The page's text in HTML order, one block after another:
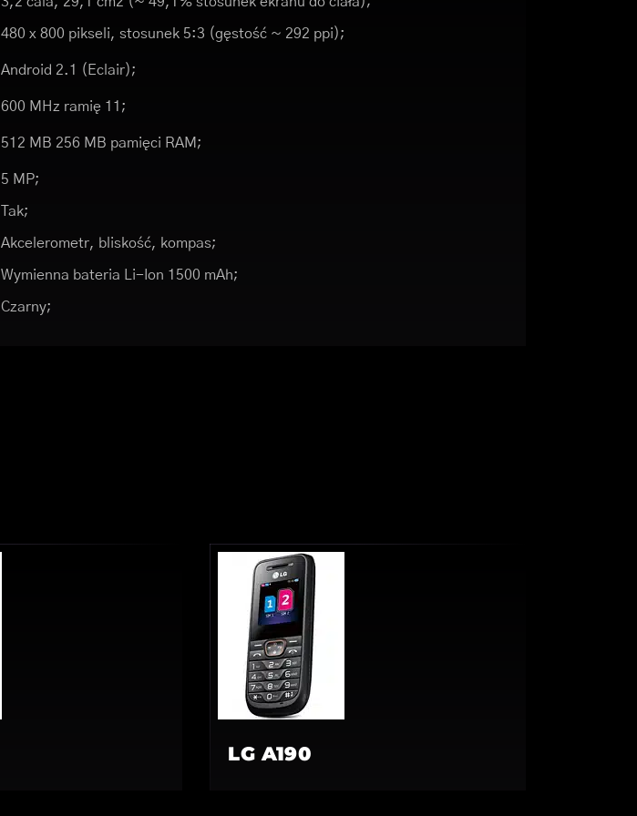
480 x 800 pikseli, stosunek 5:3 (gęstość ~ 292 ppi);
Android 2.1 (Eclair);
600 MHz ramię 11;
512 MB 256 MB pamięci RAM;
5 MP;
Tak;
Akcelerometr, bliskość, kompas;
Wymienna bateria Li-Ion 1500 mAh;
Czarny;
LG A190